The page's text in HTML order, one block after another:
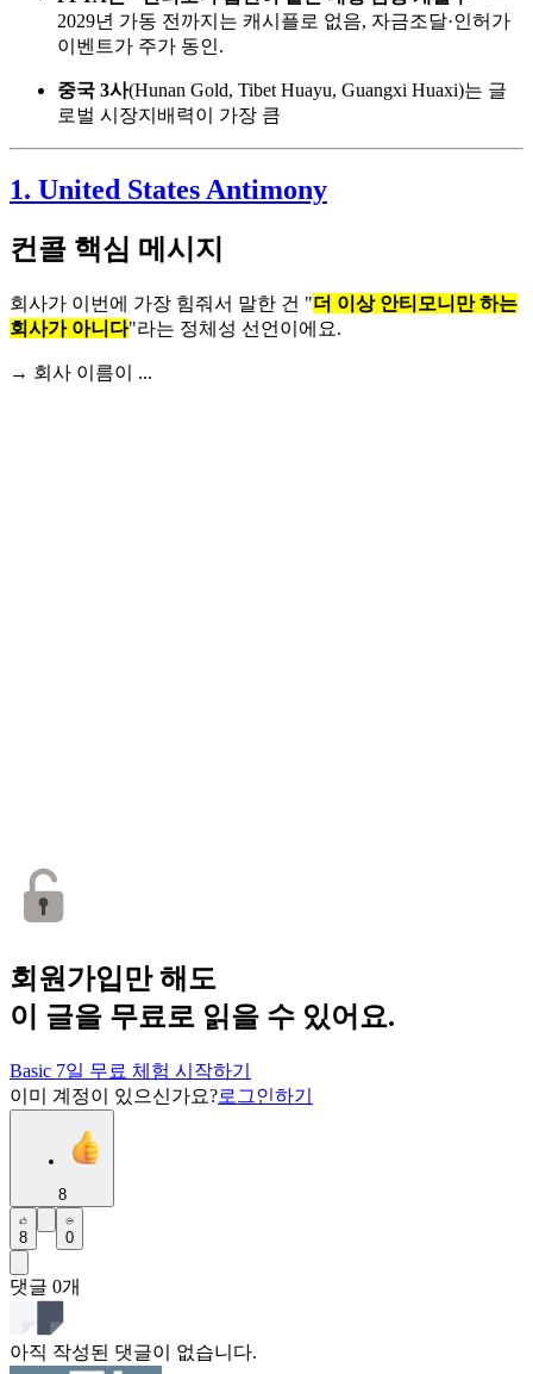
2029년 가동 전까지는 캐시플로 없음, 자금조달·인허가
이벤트가 주가 동인.
중국 3사(Hunan Gold, Tibet Huayu, Guangxi Huaxi)는 글
로벌 시장지배력이 가장 큼
1. United States Antimony
컨콜 핵심 메시지
회사가 이번에 가장 힘줘서 말한 건 "더 이상 안티모니만 하는
회사가 아니다"라는 정체성 선언이에요.
→ 회사 이름이 ...
회원가입만 해도
이 글을 무료로 읽을 수 있어요.
Basic 7일 무료 체험 시작하기
이미 계정이 있으신가요?로그인하기
8
8 0
댓글 0개
아직 작성된 댓글이 없습니다.